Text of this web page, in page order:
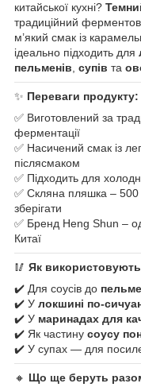
китайської кухні?
традиційний
м’який смак із
ідеально підходить для
пельменів супів та
✨ Переваги продукту:
✅ Виготовлений за
ферментації
✅ Насичений смак із
післясмаком
✅ Підходить для
✅ Скляна пляшка – 500
зберігати
✅ Бренд Heng Shun –
Китаї
🥢 Як
✔️ Для соусів до
✔️ У локшині по-
✔️ У маринадах для
✔️ Як частину соусу
✔️ У супах — для
🔸 Що ще беруть